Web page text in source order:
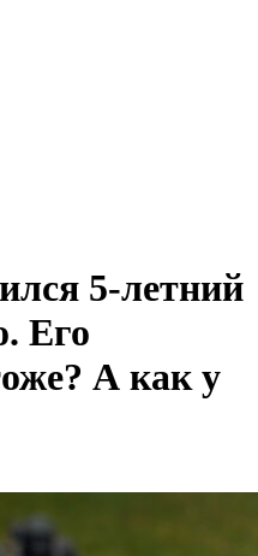
5-летний
Его
А как у